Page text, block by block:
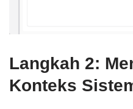
Langkah 2:
Konteks